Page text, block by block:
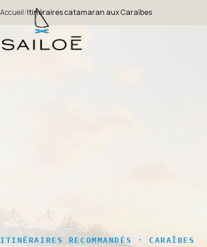
Accueil/Itinéraires catamaran aux Caraïbes
ITINÉRAIRES RECOMMANDÉS · CARAÏBES